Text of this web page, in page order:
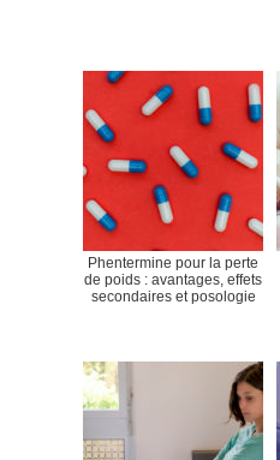
Phentermine pour la perte
de poids : avantages, effets
secondaires et posologie